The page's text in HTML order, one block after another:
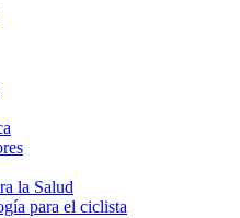
la Salud
para el ciclista